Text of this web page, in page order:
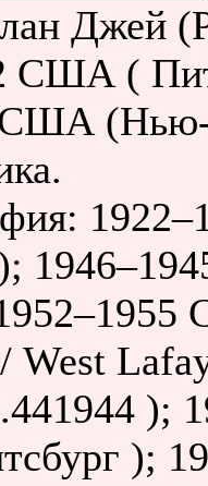
Джей
США (
США
West
);
);